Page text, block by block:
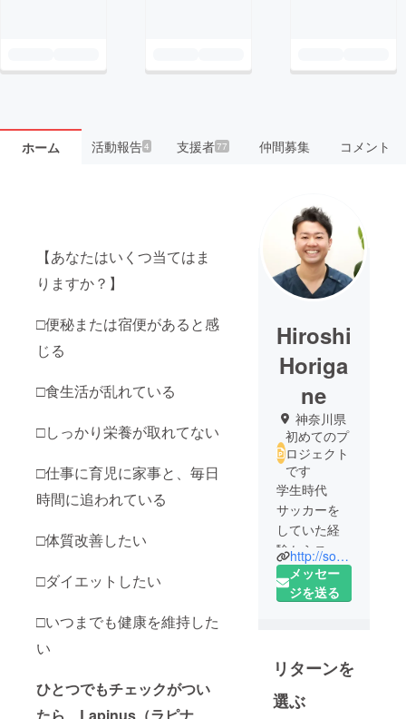
ホーム 活動報告4 支援者77 仲間募集 コメント
【あなたはいくつ当てはま
りますか？】
□便秘または宿便があると感
じる
□食生活が乱れている
□しっかり栄養が取れてない
□仕事に育児に家事と、毎日
時間に追われている
□体質改善したい
□ダイエットしたい
□いつまでも健康を維持した
い
ひとつでもチェックがつい
たら、Lapinus（ラピナ
Hiroshi
Horiga
ne
神奈川県
初めてのプ
ロジェクト
です
学生時代
サッカーを
していた経
験からス
ポーツト
レーナを目
もっと専門
的に治療の
道に行きた
http://sorairoshinkyu.com/
メッセー
ジを送る
リターンを
選ぶ